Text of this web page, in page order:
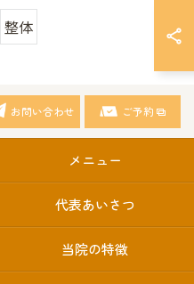
整体
お問い合わせ ご予約
メニュー
代表あいさつ
当院の特徴